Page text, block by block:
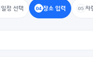
일정 선택 04 장소 입력 05 차